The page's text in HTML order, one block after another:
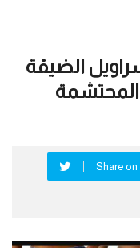
الضيقة
المحتشمة
Share